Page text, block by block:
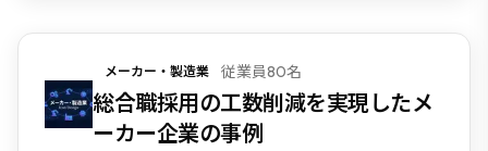
メーカー・製造業 従業員80名
総合職採用の工数削減を実現したメ
ーカー企業の事例